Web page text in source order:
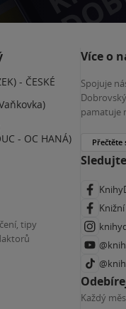
- ČESKÉ
- OC HANÁ)
tipy
Více o
Spojuje
pamatuje
Přečtěte
Každý